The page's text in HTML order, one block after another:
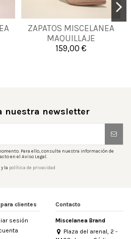
ZAPATOS MISCELANEA
MAQUILLAJE
159,00 €
36 40 42
Añadir al carrito
nuestra newsletter
Para ello, consulte nuestra información de
en el Aviso Legal.
y la política de privacidad
clientes
sesión
Contacto
Miscelanea Brand
Plaza del arenal, 2 -